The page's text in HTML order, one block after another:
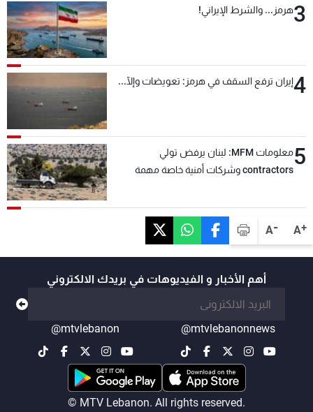
A+
A-
3هرمز... والشرط الإيراني!
4إيران ترفع السقف في هرمز: تعويضات وإلّا...
5
معلومات MFM: لبنان يرفض تولي
contractors وشركات أمنية خاصة مهمة
أهم الأخبار و الفيديوهات في بريدك الالكتروني
@mtvlebanonnews
@mtvlebanon
© MTV Lebanon. All rights reserved.